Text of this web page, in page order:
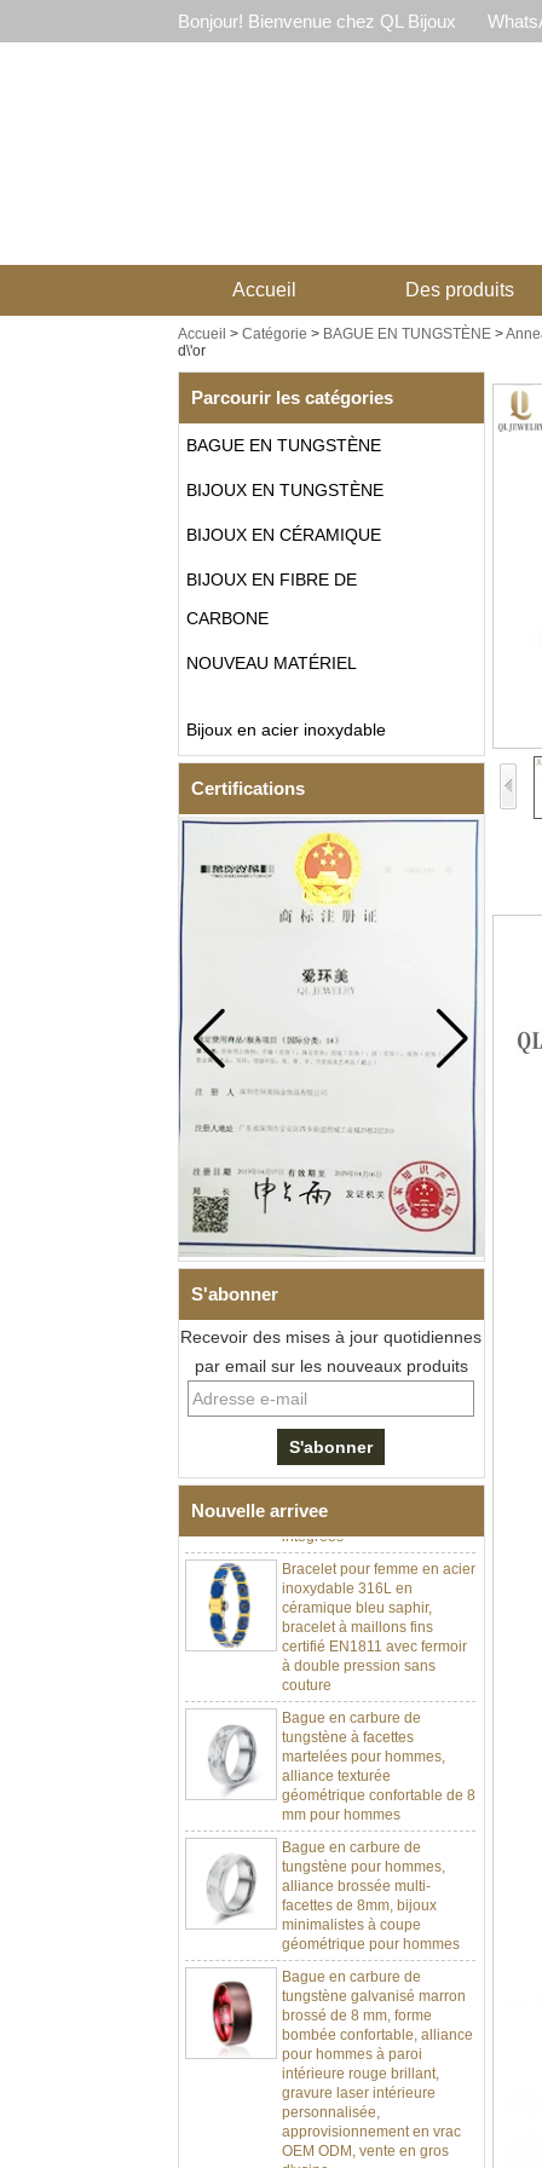
Bonjour! Bienvenue chez QL Bijoux
Accueil Des produits
Accueil > Catégorie > BAGUE EN TUNGSTÈNE>
d\'or
Parcourir les catégories
BAGUE EN TUNGSTÈNE
BIJOUX EN TUNGSTÈNE
BIJOUX EN CÉRAMIQUE
BIJOUX EN FIBRE DE
CARBONE
NOUVEAU MATÉRIEL
Bijoux en acier inoxydable
Certifications
S'abonner
Recevoir des mises à jour quotidiennes
par email sur les nouveaux produits
Nouvelle arrivee
Bracelet à maillons I en acier
inoxydable 304 en
céramique de zircone noire
pour hommes, fermoir
316L, bracelet à maillons
thérapeutiques avec pierres
intégrées
Bracelet pour femme en acier
inoxydable 316L en
céramique bleu saphir,
bracelet à maillons fins
certifié EN1811 avec fermoir
à double pression sans
couture
Bague en carbure de
tungstène à facettes
martelées pour hommes,
alliance texturée
géométrique confortable de 8
mm pour hommes
Bague en carbure de
tungstène pour hommes,
alliance brossée multi-
facettes de 8mm, bijoux
minimalistes à coupe
géométrique pour hommes
Bague en carbure de
tungstène galvanisé marron
brossé de 8 mm, forme
bombée confortable, alliance
pour hommes à paroi
intérieure rouge brillant,
gravure laser intérieure
personnalisée,
approvisionnement en vrac
OEM ODM, vente en gros
d'usine